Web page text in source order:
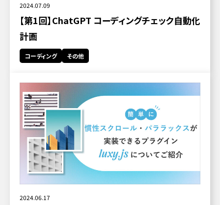
2024.07.09
【第1回】ChatGPT コーディングチェック自動化
計画
コーディング その他
2024.06.17